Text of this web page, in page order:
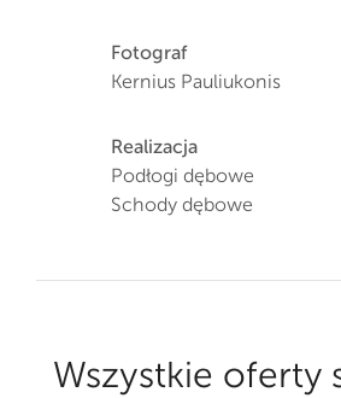
Fotograf
Kernius Pauliukonis
Realizacja
Podłogi dębowe
Schody dębowe
Wszystkie oferty